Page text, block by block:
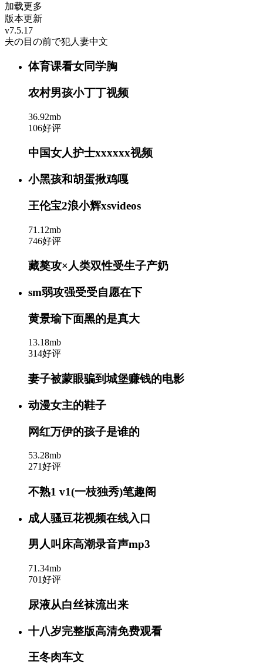
加载更多
版本更新
v7.5.17
夫の目の前で犯人妻中文
体育课看女同学胸
农村男孩小丁丁视频
36.92mb
106好评
中国女人护士xxxxxx视频
小黑孩和胡蛋揪鸡嘎
王伦宝2浪小辉xsvideos
71.12mb
746好评
藏獒攻×人类双性受生子产奶
sm弱攻强受受自愿在下
黄景瑜下面黑的是真大
13.18mb
314好评
妻子被蒙眼骗到城堡赚钱的电影
动漫女主的鞋子
网红万伊的孩子是谁的
53.28mb
271好评
不熟1 v1(一枝独秀)笔趣阁
成人骚豆花视频在线入口
男人叫床高潮录音声mp3
71.34mb
701好评
尿液从白丝袜流出来
十八岁完整版高清免费观看
王冬肉车文